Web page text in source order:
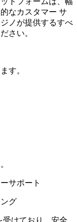
なカスタマー サ
ノが提供するすべ
さい。
す。
サポート
グ
受けており、安全